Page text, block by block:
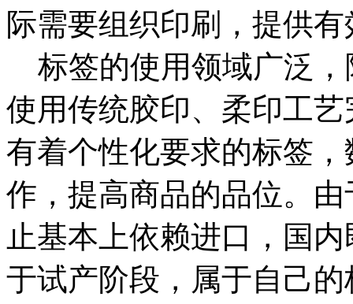
际需要组织印刷，提供
标签的使用领域广泛，
使用传统胶印、柔印工
有着个性化要求的标签
作，提高商品的品位。
止基本上依赖进口，国
于试产阶段，属于自己